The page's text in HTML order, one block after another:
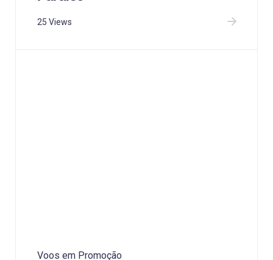
25 Views
Voos em Promoção